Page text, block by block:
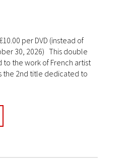
per DVD (instead of
30, 2026) This double
to the work of French artist
the 2nd title dedicated to